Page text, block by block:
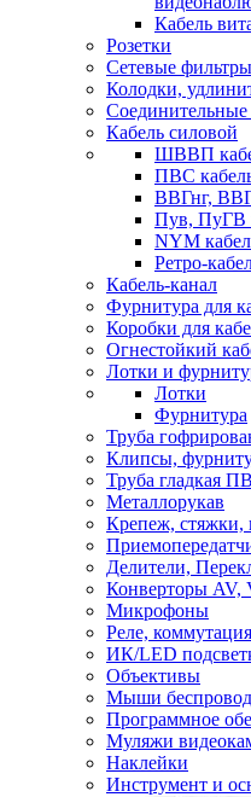
Кабель
Розетки
Сетевые фильтры
Колодки,
Кабель силовой
ШВВП
ПВС
ВВГнг,
Пув, ПуГВ
NYM
Ретро-
Кабель-канал
Фурнитура для
Коробки для
Огнестойкий
Лотки и
Лотки
Фурнитура
Труба
Клипсы,
Труба гладкая
Металлорукав
Крепеж, стяжки,
Делители,
Конверторы
Микрофоны
Реле, коммутация
ИК/LED
Объективы
Мыши
Программное
Муляжи
Наклейки
Инструмент и